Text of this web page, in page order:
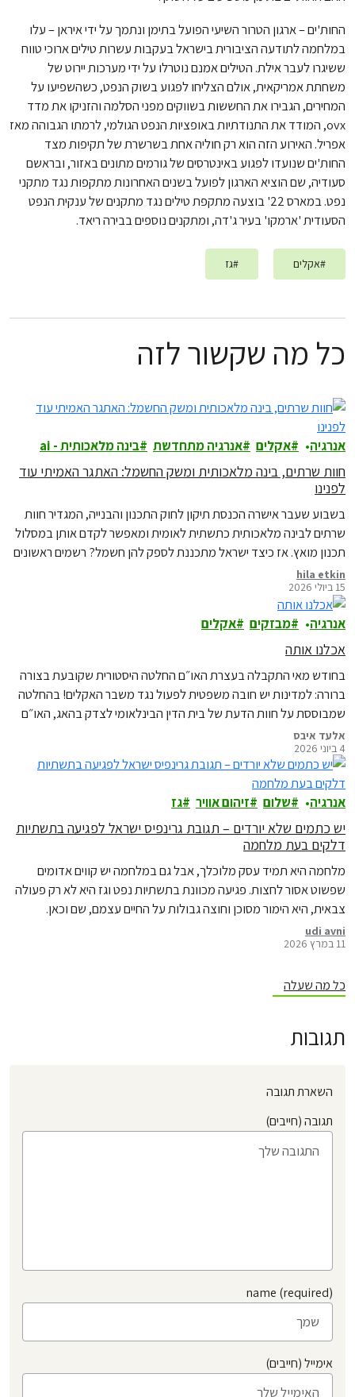
החות'ים – ארגון הטרור השיעי הפועל בתימן ונתמך על ידי איראן – עלו
במלחמה לתודעה הציבורית בישראל בעקבות עשרות טילים ארוכי טווח
ששיגרו לעבר אילת. הטילים אמנם נוטרלו על ידי מערכות יירוט של
משחתת אמריקאית, אולם הצליחו לפגוע בשוק הנפט, כשהשפיעו על
המחירים, הגבירו את החששות בשווקים מפני הסלמה והזניקו את מדד
ovx, המודד את התנודתיות באופציות הנפט הגולמי, לרמתו הגבוהה מאז
אפריל. האירוע הזה הוא רק חוליה אחת בשרשרת של תקיפות מצד
החות'ים שנועדו לפגוע באינטרסים של גורמים מתונים באזור, ובראשם
סעודיה, שם הוציא הארגון לפועל בשנים האחרונות מתקפות נגד מתקני
נפט. במארס 22' בוצעה מתקפת טילים נגד מתקנים של ענקית הנפט
הסעודית 'ארמקו' בעיר ג'דה, ומתקנים נוספים בבירה ריאד.
#אקלים #גז
כל מה שקשור לזה
אנרגיה אקלים אנרגיה מתחדשת בינה מלאכותית - ai
חוות שרתים, בינה מלאכותית ומשק החשמל: האתגר האמיתי עוד
לפנינו
בשבוע שעבר אישרה הכנסת תיקון לחוק התכנון והבנייה, המגדיר חוות
שרתים לבינה מלאכותית כתשתית לאומית ומאפשר לקדם אותן במסלול
תכנון מואץ. אז כיצד ישראל מתכננת לספק להן חשמל? רשמים ראשונים
מדיון מקצועי בנושא
hila etkin
15 ביולי 2026
אנרגיה מבזקים אקלים
אכלנו אותה
בחודש מאי התקבלה בעצרת האו״ם החלטה היסטורית שקובעת בצורה
ברורה: למדינות יש חובה משפטית לפעול נגד משבר האקלים! בהחלטה
שמבוססת על חוות הדעת של בית הדין הבינלאומי לצדק בהאג, האו״ם
למעשה אומר, לראשונה, בצורה מאוד ברורה, שמדינות שלא פועלות
מספיק נגד משבר האקלים עלולות להפר את המשפט הבינלאומי, ואף
לשאת
אלעד איבס
4 ביוני 2026
אנרגיה שלום זיהום אוויר גז
יש כתמים שלא יורדים – תגובת גרינפיס ישראל לפגיעה בתשתיות
דלקים בעת מלחמה
מלחמה היא תמיד עסק מלוכלך, אבל גם במלחמה יש קווים אדומים
שפשוט אסור לחצות. פגיעה מכוונת בתשתיות נפט וגז היא לא רק פעולה
צבאית, היא הימור מסוכן וחוצה גבולות על החיים עצמם, שם וכאן.
udi avni
11 במרץ 2026
כל מה שעלה
תגובות
השארת תגובה
תגובה (חייבים)
name (required)
אימייל (חייבים)